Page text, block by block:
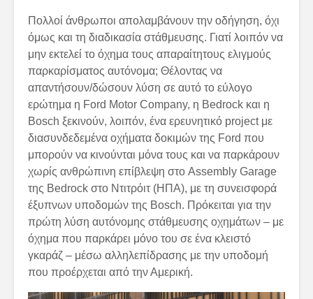
Πολλοί άνθρωποι απολαμβάνουν την οδήγηση, όχι
όμως και τη διαδικασία στάθμευσης. Γιατί λοιπόν να
μην εκτελεί το όχημα τους απαραίτητους ελιγμούς
παρκαρίσματος αυτόνομα; Θέλοντας να
απαντήσουν/δώσουν λύση σε αυτό το εύλογο
ερώτημα η Ford Motor Company, η Bedrock και η
Bosch ξεκινούν, λοιπόν, ένα ερευνητικό project με
διασυνδεδεμένα οχήματα δοκιμών της Ford που
μπορούν να κινούνται μόνα τους και να παρκάρουν
χωρίς ανθρώπινη επίβλεψη στο Assembly Garage
της Bedrock στο Ντιτρόιτ (ΗΠΑ), με τη συνεισφορά
έξυπνων υποδομών της Bosch. Πρόκειται για την
πρώτη λύση αυτόνομης στάθμευσης οχημάτων – με
όχημα που παρκάρει μόνο του σε ένα κλειστό
γκαράζ – μέσω αλληλεπίδρασης με την υποδομή
που προέρχεται από την Αμερική.